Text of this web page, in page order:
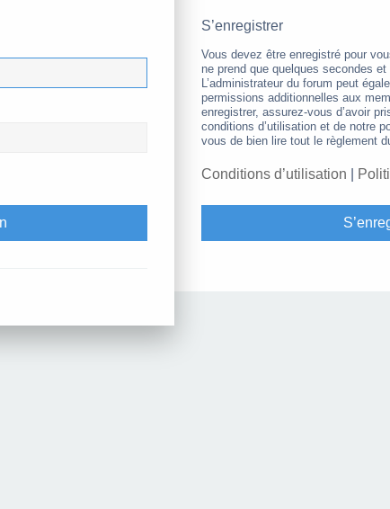
S’enregistrer
Vous devez être enregistré pour
ne prend que quelques secondes
L’administrateur du forum peut
permissions additionnelles aux
enregistrer, assurez-vous d’avoir
conditions d’utilisation et de notre
vous de bien lire tout le règlement
Conditions d’utilisation